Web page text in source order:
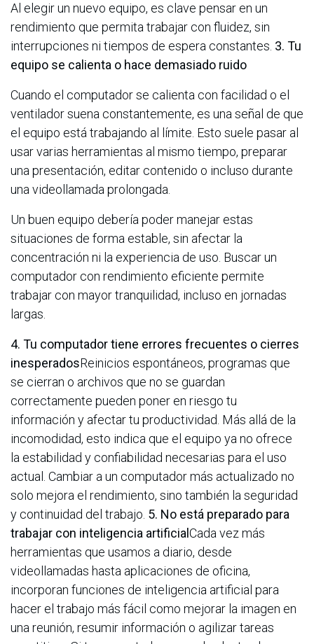
Al elegir un nuevo equipo, es clave pensar en un
rendimiento que permita trabajar con fluidez, sin
interrupciones ni tiempos de espera constantes. 3. Tu
equipo se calienta o hace demasiado ruido
Cuando el computador se calienta con facilidad o el
ventilador suena constantemente, es una señal de que
el equipo está trabajando al límite. Esto suele pasar al
usar varias herramientas al mismo tiempo, preparar
una presentación, editar contenido o incluso durante
una videollamada prolongada.
Un buen equipo debería poder manejar estas
situaciones de forma estable, sin afectar la
concentración ni la experiencia de uso. Buscar un
computador con rendimiento eficiente permite
trabajar con mayor tranquilidad, incluso en jornadas
largas.
4. Tu computador tiene errores frecuentes o cierres
inesperadosReinicios espontáneos, programas que
se cierran o archivos que no se guardan
correctamente pueden poner en riesgo tu
información y afectar tu productividad. Más allá de la
incomodidad, esto indica que el equipo ya no ofrece
la estabilidad y confiabilidad necesarias para el uso
actual. Cambiar a un computador más actualizado no
solo mejora el rendimiento, sino también la seguridad
y continuidad del trabajo. 5. No está preparado para
trabajar con inteligencia artificialCada vez más
herramientas que usamos a diario, desde
videollamadas hasta aplicaciones de oficina,
incorporan funciones de inteligencia artificial para
hacer el trabajo más fácil como mejorar la imagen en
una reunión, resumir información o agilizar tareas